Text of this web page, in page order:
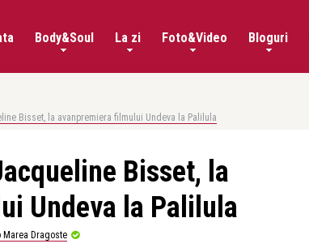
Body&Soul La zi Foto&Video Bloguri
Bisset, la avanpremiera filmului Undeva la Palilula
Bisset, la
Undeva la Palilula
Dragoste